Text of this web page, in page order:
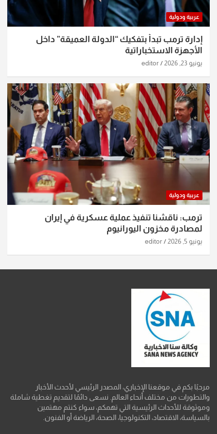
عربية ودولية
إدارة ترمب تبدأ بتفكيك “الدولة العميقة” داخل
الأجهزة الاستخباراتية
يونيو 23, 2026 editor
عربية ودولية
ترمب: ناقشنا تنفيذ عملية عسكرية في إيران
لمصادرة مخزون اليورانيوم
يونيو 5, 2026 editor
مرحبًا بكم في موقعنا الإخباري، المصدر الرئيسي لأحدث الأخبار
والتطورات من مختلف أنحاء العالم. نسعى دائمًا لتقديم تغطية شاملة
وموثوقة للأحداث الرئيسية التي تهمكم، سواء كنتم مهتمين
بالسياسة، الاقتصاد، التكنولوجيا، الصحة، الرياضة أو الفنون.